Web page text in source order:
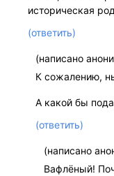
историческая
(ответить)
(написано
К сожалению,
А какой бы
(ответить)
(написано
Вафлёный!